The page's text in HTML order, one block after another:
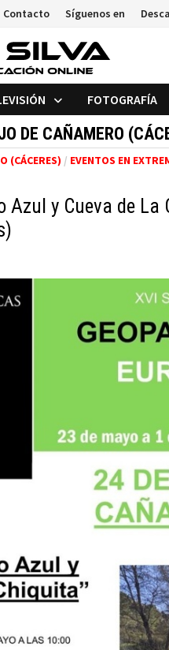
Contacto Síguenos en
FOTOGRAFÍA
DE CAÑAMERO
(CÁCERES) / EVENTOS EN
Azul y Cueva de La